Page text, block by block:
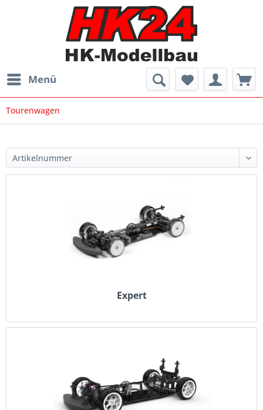
Menü
Tourenwagen
Expert